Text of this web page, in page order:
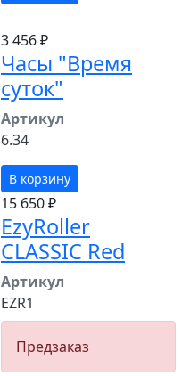
3 456 ₽
Часы "Время
суток"
Артикул
6.34
В корзину
15 650 ₽
EzyRoller
CLASSIC Red
Артикул
EZR1
Предзаказ